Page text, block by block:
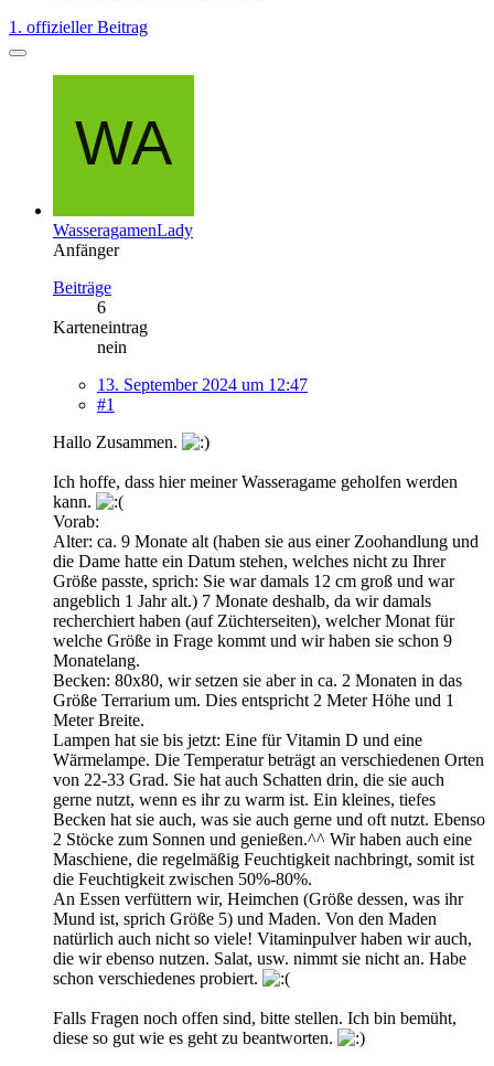
1. offizieller Beitrag
WasseragamenLady
Anfänger
Beiträge
6
Karteneintrag
nein
13. September 2024 um 12:47
#1
Hallo Zusammen.
Ich hoffe, dass hier meiner Wasseragame geholfen werden
kann.
Vorab:
Alter: ca. 9 Monate alt (haben sie aus einer Zoohandlung und
die Dame hatte ein Datum stehen, welches nicht zu Ihrer
Größe passte, sprich: Sie war damals 12 cm groß und war
angeblich 1 Jahr alt.) 7 Monate deshalb, da wir damals
recherchiert haben (auf Züchterseiten), welcher Monat für
welche Größe in Frage kommt und wir haben sie schon 9
Monatelang.
Becken: 80x80, wir setzen sie aber in ca. 2 Monaten in das
Größe Terrarium um. Dies entspricht 2 Meter Höhe und 1
Meter Breite.
Lampen hat sie bis jetzt: Eine für Vitamin D und eine
Wärmelampe. Die Temperatur beträgt an verschiedenen Orten
von 22-33 Grad. Sie hat auch Schatten drin, die sie auch
gerne nutzt, wenn es ihr zu warm ist. Ein kleines, tiefes
Becken hat sie auch, was sie auch gerne und oft nutzt. Ebenso
2 Stöcke zum Sonnen und genießen.^^ Wir haben auch eine
Maschiene, die regelmäßig Feuchtigkeit nachbringt, somit ist
die Feuchtigkeit zwischen 50%-80%.
An Essen verfüttern wir, Heimchen (Größe dessen, was ihr
Mund ist, sprich Größe 5) und Maden. Von den Maden
natürlich auch nicht so viele! Vitaminpulver haben wir auch,
die wir ebenso nutzen. Salat, usw. nimmt sie nicht an. Habe
schon verschiedenes probiert.
Falls Fragen noch offen sind, bitte stellen. Ich bin bemüht,
diese so gut wie es geht zu beantworten.